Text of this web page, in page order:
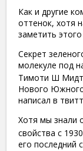
Как и другие
оттенок, хотя
заметить
Секрет
молекуле под
Тимоти Ш
Нового
написал в
Хотя мы знали
свойства с
его последний